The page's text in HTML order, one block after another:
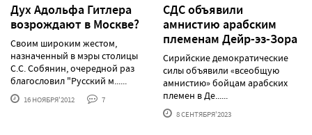
Дух Адольфа Гитлера
возрождают в Москве?
Своим широким жестом,
назначенный в мэры столицы
С.С. Собянин, очередной раз
благословил "Русский м......
16 НОЯБРЯ'2012 7
СДС объявили
амнистию арабским
племенам Дейр-эз-Зора
Сирийские демократические
силы объявили «всеобщую
амнистию» бойцам арабских
племен в Де......
8 СЕНТЯБРЯ'2023